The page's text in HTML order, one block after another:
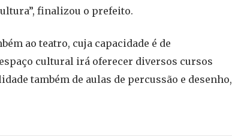
finalizou o prefeito.
ao teatro, cuja capacidade é de
cultural irá oferecer diversos cursos
também de aulas de percussão e desenho,